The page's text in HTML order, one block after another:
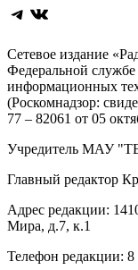
Telegram
ВКонтакте
Сетевое издание
Федеральной службе
информационных
(Роскомнадзор:
77 – 82061 от 05
Учредитель МАУ
Главный редактор
Адрес редакции:
Мира, д.7, к.1
Телефон редакции: